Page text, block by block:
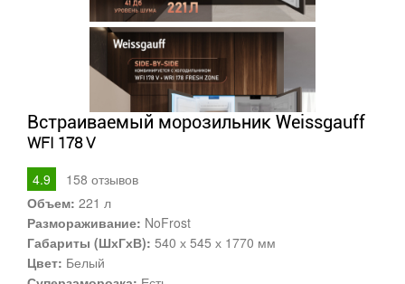
Встраиваемый морозильник Weissgauff
WFI 178 V
4.9 158 отзывов
Объем: 221 л
Размораживание: NoFrost
Габариты (ШхГхВ): 540 х 545 х 1770 мм
Цвет: Белый